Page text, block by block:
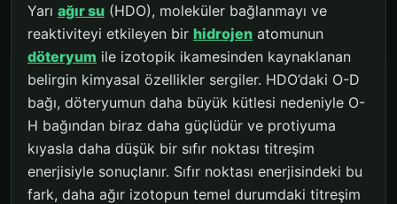
Yarı ağır su (HDO), moleküler bağlanmayı ve
reaktiviteyi etkileyen bir hidrojen atomunun
döteryum ile izotopik ikamesinden kaynaklanan
belirgin kimyasal özellikler sergiler. HDO’daki O-D
bağı, döteryumun daha büyük kütlesi nedeniyle O-
H bağından biraz daha güçlüdür ve protiyuma
kıyasla daha düşük bir sıfır noktası titreşim
enerjisiyle sonuçlanır. Sıfır noktası enerjisindeki bu
fark, daha ağır izotopun temel durumdaki titreşim